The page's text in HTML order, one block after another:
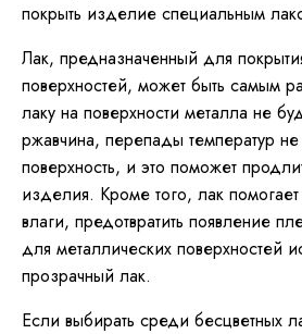
покрыть изделие специальным
Лак, предназначенный для
поверхностей, может быть самым
лаку на поверхности металла не
ржавчина, перепады температур не
поверхность, и это поможет
изделия. Кроме того, лак
влаги, предотвратить появление
для металлических поверхностей
прозрачный лак.
Если выбирать среди бесцветных